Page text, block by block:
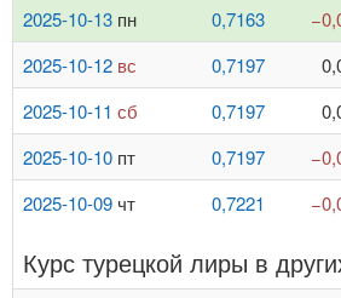
2025-10-13 пн 0,7163
2025-10-12 вс 0,7197
2025-10-11 сб 0,7197
2025-10-10 пт 0,7197
2025-10-09 чт 0,7221
Курс турецкой лиры в